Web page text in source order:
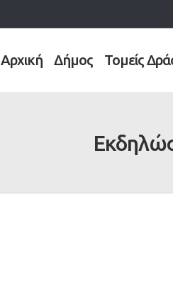
Αρχική Δήμος Τομείς